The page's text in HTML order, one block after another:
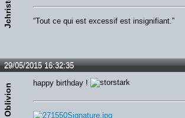
“Tout ce qui est excessif est insignifiant.”
29/05/2015 16:32:35
Oblivion happy birthday !